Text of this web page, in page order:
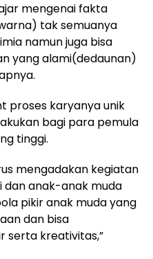
mengenai fakta
tak semuanya
namun juga bisa
yang alami(dedaunan)
proses karyanya unik
bagi para pemula
tinggi.
mengadakan kegiatan
dan anak-anak muda
pikir anak muda yang
dan bisa
serta kreativitas,”